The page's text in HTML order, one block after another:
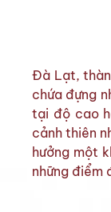
Đà Lạt,
chứa đựng
tại độ cao
cảnh thiên
hưởng một
những điểm